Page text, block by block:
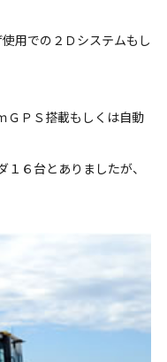
用での２Ｄシステムもし
ＰＳ搭載もしくは自動
６台とありましたが、